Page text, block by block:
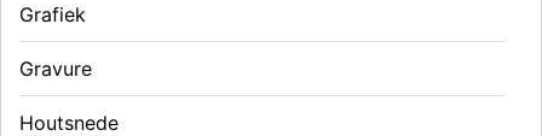
Grafiek
Gravure
Houtsnede